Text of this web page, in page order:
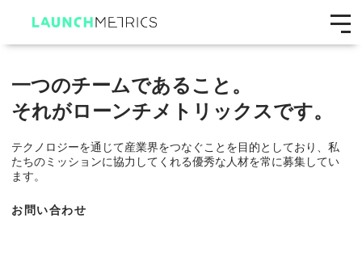
一つのチームであること。
それがローンチメトリックスです。
テクノロジーを通じて産業界をつなぐことを目的としており、私
たちのミッションに協力してくれる優秀な人材を常に募集してい
ます。
お問い合わせ